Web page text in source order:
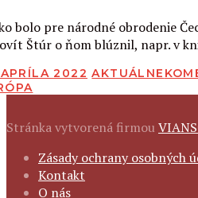
bolo pre národné obrodenie
Štúr o ňom blúznil, napr. v
2022 AKTUÁLNE
Stránka vytvorená firmou
FOOTER
NAVIGATION
Zásady ochrany osobných
Kontakt
O nás